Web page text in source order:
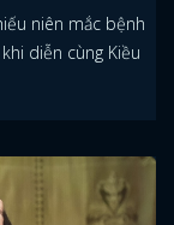
niên mắc bệnh
diễn cùng Kiều